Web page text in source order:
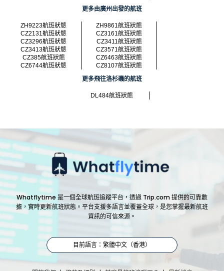
更多由廣州出發的航班
ZH9223航班狀態
ZH9861航班狀態
CZ2131航班狀態
CZ3161航班狀態
CZ3296航班狀態
CZ3411航班狀態
CZ3413航班狀態
CZ3571航班狀態
CZ385航班狀態
CZ6463航班狀態
CZ6744航班狀態
CZ8107航班狀態
更多飛往洛杉磯的航班
DL484航班狀態
Whatflytime 是一個全球航班追蹤平台，透過 Trip.com 提供的可靠數
據，實時更新航班狀態。平台支援多語言並覆蓋全球，是您掌握最新航班
資訊的可信來源。
目前語言：繁體中文（香港）